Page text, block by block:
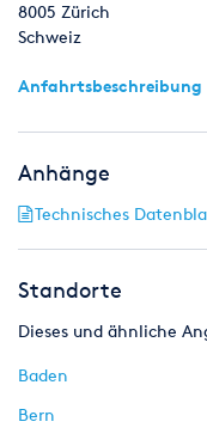
8005 Zürich
Schweiz
Anfahrtsbeschreibung
Anhänge
Technisches
Standorte
Dieses und ähnliche
Baden
Bern